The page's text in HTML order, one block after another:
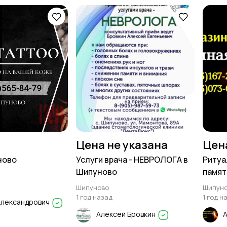
Цена не указана
Услуги врача - НЕВРОЛОГА в
Шипуново
Шипуново
1 год назад
Алексей Бровкин
1 год